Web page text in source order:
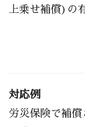
上乗せ補償)の
対応例
労災保険で補